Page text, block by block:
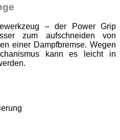
– der Power Grip
zum aufschneiden von
einer Dampfbremse. Wegen
kann es leicht in